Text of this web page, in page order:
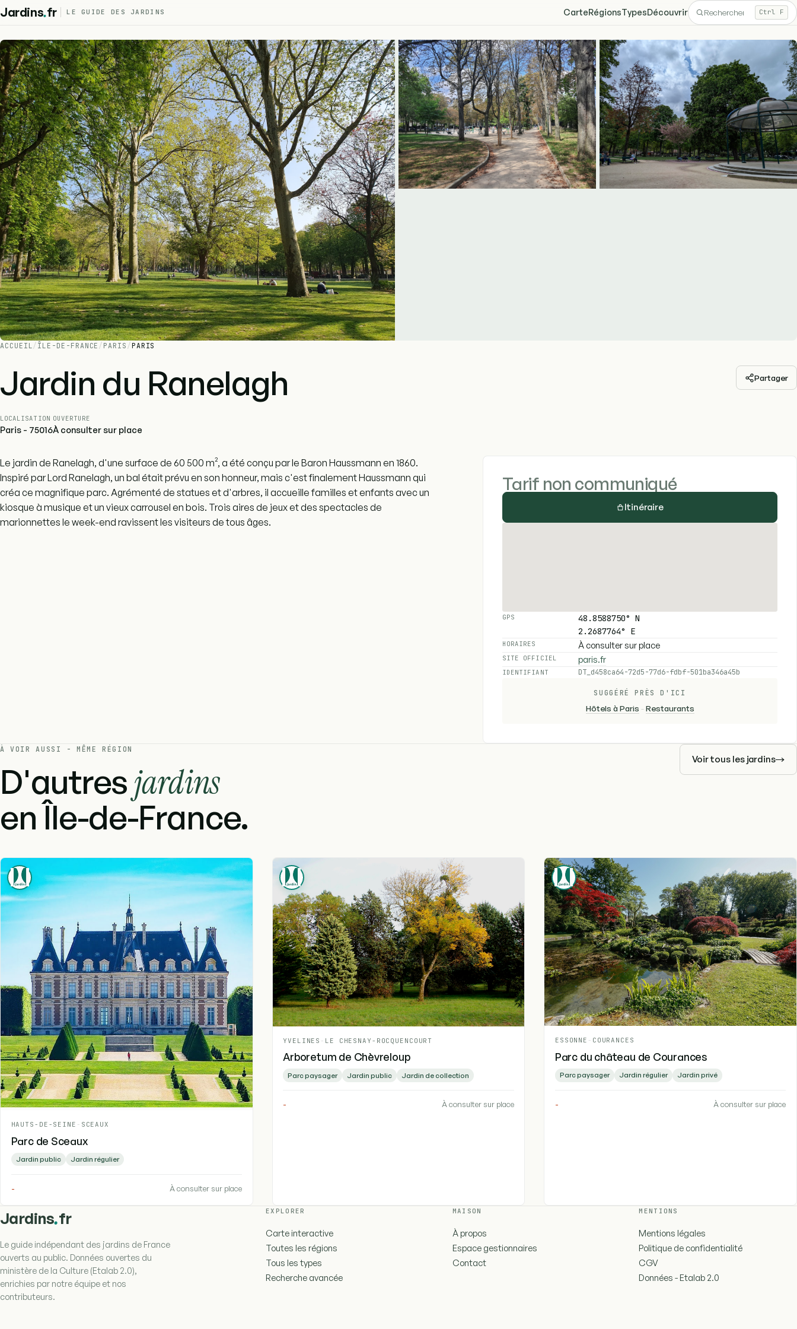
Jardins.fr LE GUIDE DES JARDINS CarteRégionsTypesDécouvrir Ctrl F
ACCUEIL/ ÎLE-DE-FRANCE / PARIS / PARIS
Jardin du Ranelagh Partager
LOCALISATION
Paris - 75016
OUVERTURE
À consulter sur place
Le jardin de Ranelagh, d'une surface de 60 500 m², a été conçu par le Baron Haussmann en 1860.
Inspiré par Lord Ranelagh, un bal était prévu en son honneur, mais c'est finalement Haussmann qui
créa ce magnifique parc. Agrémenté de statues et d'arbres, il accueille familles et enfants avec un
kiosque à musique et un vieux carrousel en bois. Trois aires de jeux et des spectacles de
marionnettes le week-end ravissent les visiteurs de tous âges.
Tarif non communiqué
Itinéraire
GPS
48.8588750° N
2.2687764° E
HORAIRES À consulter sur place
SITE OFFICIEL paris.fr
IDENTIFIANT DT_d458ca64-72d5-77d6-fdbf-501ba346a45b
SUGGÉRÉ PRÈS D'ICI
Hôtels à Paris -Restaurants
À VOIR AUSSI - MÊME RÉGION
D'autresjardins
en Île-de-France.
Voir tous les jardins
HAUTS-DE-SEINE - SCEAUX
Parc de Sceaux
Jardin public Jardin régulier
- À consulter sur place
YVELINES - LE CHESNAY-ROCQUENCOURT
Arboretum de Chèvreloup
Parc paysager Jardin public Jardin de collection
- À consulter sur place
ESSONNE - COURANCES
Parc du château de Courances
Parc paysager Jardin régulier Jardin privé
- À consulter sur place
Jardins.fr
Le guide indépendant des jardins de France
ouverts au public. Données ouvertes du
ministère de la Culture (Etalab 2.0),
enrichies par notre équipe et nos
contributeurs.
EXPLORER
Carte interactive
Toutes les régions
Tous les types
Recherche avancée
MAISON
À propos
Espace gestionnaires
Contact
MENTIONS
Mentions légales
Politique de confidentialité
CGV
Données - Etalab 2.0